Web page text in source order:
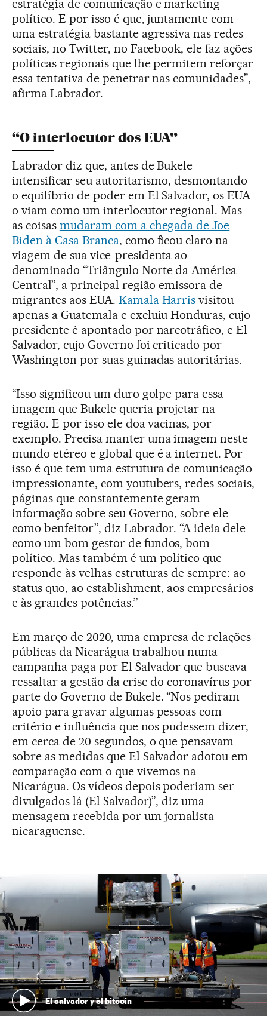
estratégia de comunicação e marketing
político. E por isso é que, juntamente com
uma estratégia bastante agressiva nas redes
sociais, no Twitter, no Facebook, ele faz ações
políticas regionais que lhe permitem reforçar
essa tentativa de penetrar nas comunidades”,
afirma Labrador.
“O interlocutor dos EUA”
Labrador diz que, antes de Bukele
intensificar seu autoritarismo, desmontando
o equilíbrio de poder em El Salvador, os EUA
o viam como um interlocutor regional. Mas
as coisas mudaram com a chegada de Joe
Biden à Casa Branca, como ficou claro na
viagem de sua vice-presidenta ao
denominado “Triângulo Norte da América
Central”, a principal região emissora de
migrantes aos EUA. Kamala Harris visitou
apenas a Guatemala e excluiu Honduras, cujo
presidente é apontado por narcotráfico, e El
Salvador, cujo Governo foi criticado por
Washington por suas guinadas autoritárias.
“Isso significou um duro golpe para essa
imagem que Bukele queria projetar na
região. E por isso ele doa vacinas, por
exemplo. Precisa manter uma imagem neste
mundo etéreo e global que é a internet. Por
isso é que tem uma estrutura de comunicação
impressionante, com youtubers, redes sociais,
páginas que constantemente geram
informação sobre seu Governo, sobre ele
como benfeitor”, diz Labrador. “A ideia dele
como um bom gestor de fundos, bom
político. Mas também é um político que
responde às velhas estruturas de sempre: ao
status quo, ao establishment, aos empresários
e às grandes potências.”
Em março de 2020, uma empresa de relações
públicas da Nicarágua trabalhou numa
campanha paga por El Salvador que buscava
ressaltar a gestão da crise do coronavírus por
parte do Governo de Bukele. “Nos pediram
apoio para gravar algumas pessoas com
critério e influência que nos pudessem dizer,
em cerca de 20 segundos, o que pensavam
sobre as medidas que El Salvador adotou em
comparação com o que vivemos na
Nicarágua. Os vídeos depois poderiam ser
divulgados lá (El Salvador)”, diz uma
mensagem recebida por um jornalista
nicaraguense.
El salvador y el bitcoin